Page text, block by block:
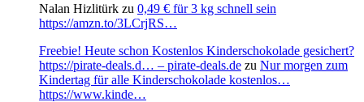
Nalan Hizlitürk zu 0,49 € für 3 kg schnell sein
https://amzn.to/3LCrjRS…
Freebie! Heute schon Kostenlos Kinderschokolade gesichert?
https://pirate-deals.d… – pirate-deals.de zu Nur morgen zum
Kindertag für alle Kinderschokolade kostenlos…
https://www.kinde…